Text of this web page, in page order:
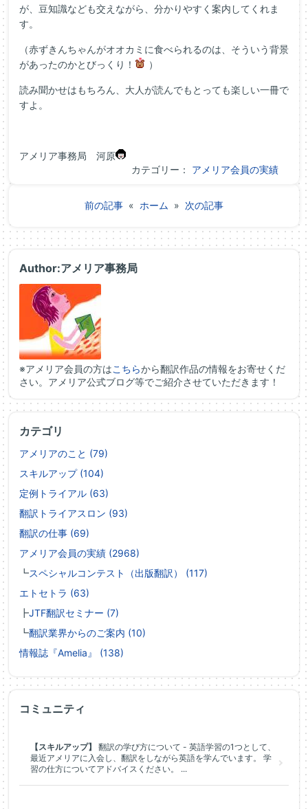
が、豆知識なども交えながら、分かりやすく案内してくれま
す。
（赤ずきんちゃんがオオカミに食べられるのは、そういう背景
があったのかとびっくり！
）
読み聞かせはもちろん、大人が読んでもとっても楽しい一冊で
すよ。
アメリア事務局 河原
カテゴリー： アメリア会員の実績
前の記事 « ホーム » 次の記事
Author:アメリア事務局
※アメリア会員の方はこちらから翻訳作品の情報をお寄せくだ
さい。アメリア公式ブログ等でご紹介させていただきます！
カテゴリ
アメリアのこと (79)
スキルアップ (104)
定例トライアル (63)
翻訳トライアスロン (93)
翻訳の仕事 (69)
アメリア会員の実績 (2968)
┗スペシャルコンテスト（出版翻訳） (117)
エトセトラ (63)
┣JTF翻訳セミナー (7)
┗翻訳業界からのご案内 (10)
情報誌『Amelia』 (138)
コミュニティ
【スキルアップ】
翻訳の学び方について - 英語学習の1つとして、
最近アメリアに入会し、翻訳をしながら英語を学んでいます。 学
習の仕方についてアドバイスください。 ...